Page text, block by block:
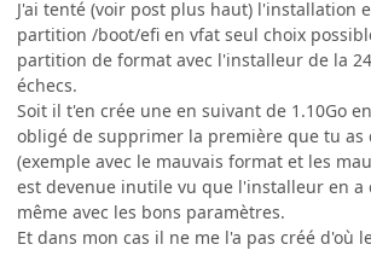
J'ai tenté (voir post plus haut) l'installation
partition /boot/efi en vfat seul choix
partition de format avec l'installeur de la
échecs.
Soit il t'en crée une en suivant de 1.10Go
obligé de supprimer la première que tu as
(exemple avec le mauvais format et les
est devenue inutile vu que l'installeur en a
même avec les bons paramètres.
Et dans mon cas il ne me l'a pas créé d'où